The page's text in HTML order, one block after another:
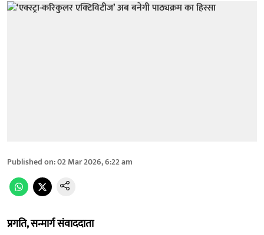
Published on:02 Mar 2026, 6:22 am
प्रगति, सन्मार्ग संवाददाता